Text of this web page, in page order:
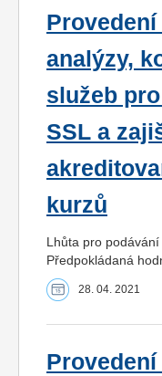
analýzy,
služeb
SSL a
kurzů
Lhůta pro
Předpokládaná
28. 04. 2021